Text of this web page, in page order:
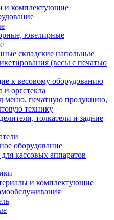
и комплектующие
ювелирные
складские напольные
(весы с печатью
к весовому оборудованию
и оргстекла
меню, печатную продукцию,
технику
толкатели и задние
оборудование
кассовых аппаратов
и комплектующие